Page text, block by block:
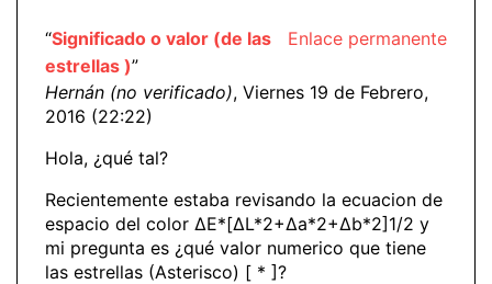
Enlace permanente
“Significado o valor (de las
estrellas )”
Hernán (no verificado), Viernes 19 de Febrero,
2016 (22:22)
Hola, ¿qué tal?
Recientemente estaba revisando la ecuacion de
espacio del color ΔE*[ΔL*2+Δa*2+Δb*2]1/2 y
mi pregunta es ¿qué valor numerico que tiene
las estrellas (Asterisco) [ * ]?